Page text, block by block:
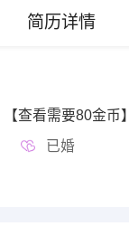
简历详情
【查看需要80金币】
已婚